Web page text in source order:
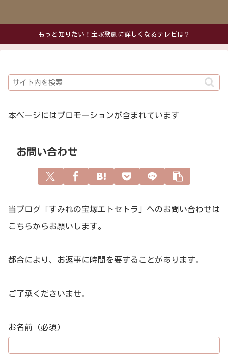
もっと知りたい！宝塚歌劇に詳しくなるテレビは？
本ページにはプロモーションが含まれています
お問い合わせ
当ブログ「すみれの宝塚エトセトラ」へのお問い合わせは
こちらからお願いします。
都合により、お返事に時間を要することがあります。
ご了承くださいませ。
お名前（必須）